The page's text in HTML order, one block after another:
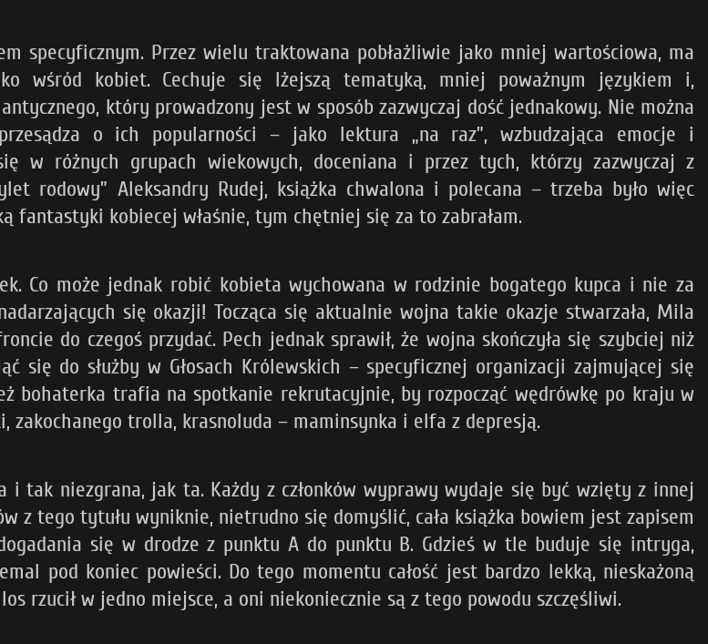
specyficznym. Przez wielu traktowana pobłażliwie jako mniej wartościowa, ma
wśród kobiet. Cechuje się lżejszą tematyką, mniej poważnym językiem i,
który prowadzony jest w sposób zazwyczaj dość jednakowy. Nie można
o ich popularności – jako lektura „na raz”, wzbudzająca emocje i
w różnych grupach wiekowych, doceniana i przez tych, którzy zazwyczaj z
rodowy” Aleksandry Rudej, książka chwalona i polecana – trzeba było więc
fantastyki kobiecej właśnie, tym chętniej się za to zabrałam.
Co może jednak robić kobieta wychowana w rodzinie bogatego kupca i nie za
się okazji! Tocząca się aktualnie wojna takie okazje stwarzała, Mila
do czegoś przydać. Pech jednak sprawił, że wojna skończyła się szybciej niż
się do służby w Głosach Królewskich – specyficznej organizacji zajmującej się
bohaterka trafia na spotkanie rekrutacyjnie, by rozpocząć wędrówkę po kraju w
trolla, krasnoluda – maminsynka i elfa z depresją.
tak niezgrana, jak ta. Każdy z członków wyprawy wydaje się być wzięty z innej
z tego tytułu wyniknie, nietrudno się domyślić, cała książka bowiem jest zapisem
się w drodze z punktu A do punktu B. Gdzieś w tle buduje się intryga,
pod koniec powieści. Do tego momentu całość jest bardzo lekką, nieskażoną
rzucił w jedno miejsce, a oni niekoniecznie są z tego powodu szczęśliwi.